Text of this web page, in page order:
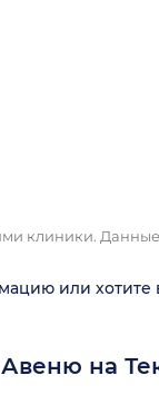
клиники. Данные
или
на